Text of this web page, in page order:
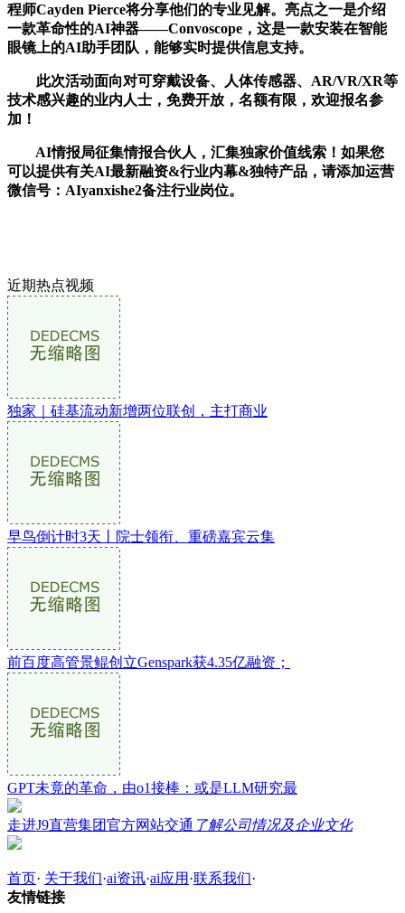
程师Cayden Pierce将分享他们的专业见解。亮点之一是介绍
一款革命性的AI神器——Convoscope，这是一款安装在智能
眼镜上的AI助手团队，能够实时提供信息支持。
此次活动面向对可穿戴设备、人体传感器、AR/VR/XR等
技术感兴趣的业内人士，免费开放，名额有限，欢迎报名参
加！
AI情报局征集情报合伙人，汇集独家价值线索！如果您
可以提供有关AI最新融资&行业内幕&独特产品，请添加运营
微信号：AIyanxishe2备注行业岗位。
近期热点视频
独家｜硅基流动新增两位联创，主打商业
早鸟倒计时3天丨院士领衔、重磅嘉宾云集
前百度高管景鲲创立Genspark获4.35亿融资；
GPT未竟的革命，由o1接棒：或是LLM研究最
走进J9直营集团官方网站交通 了解公司情况及企业文化
首页· 关于我们·ai资讯·ai应用 ·联系我们·
友情链接